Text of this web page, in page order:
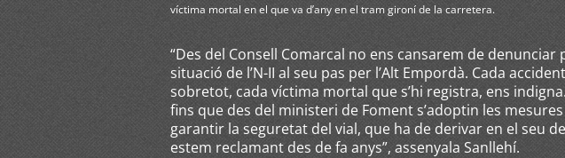
víctima mortal en el que va d’any en el tram gironí de la carretera.
“Des del Consell Comarcal no ens cansarem de
situació de l’N-II al seu pas per l’Alt Empordà. Cada
sobretot, cada víctima mortal que s’hi registra, ens
fins que des del ministeri de Foment s’adoptin les
garantir la seguretat del vial, que ha de derivar en el seu
estem reclamant des de fa anys”, assenyala Sanllehí.